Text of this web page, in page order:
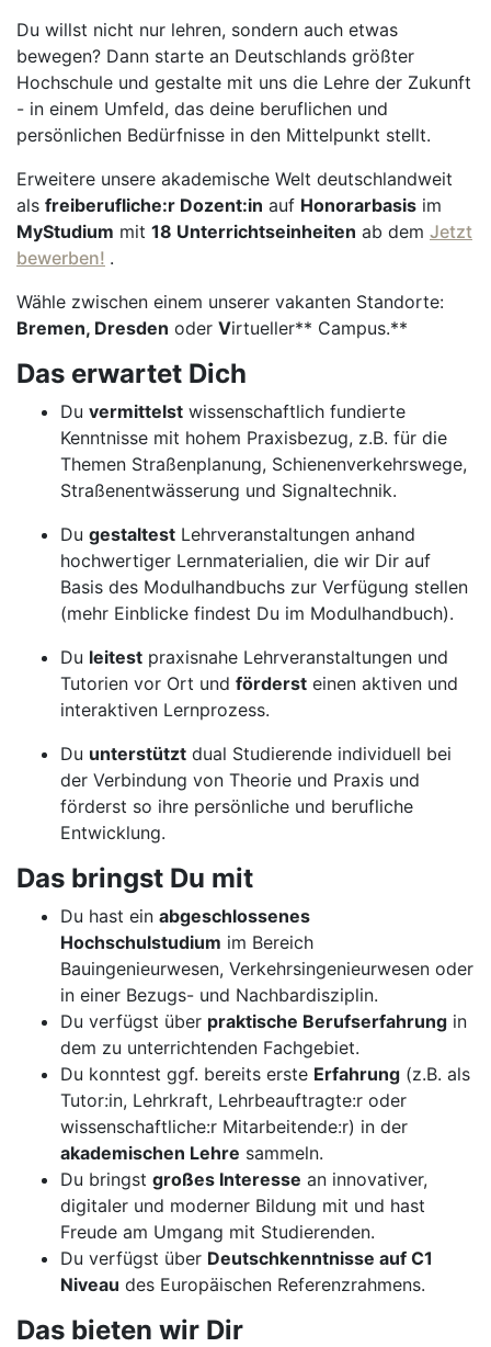
Du willst nicht nur lehren, sondern auch etwas
bewegen? Dann starte an Deutschlands größter
Hochschule und gestalte mit uns die Lehre der Zukunft
- in einem Umfeld, das deine beruflichen und
persönlichen Bedürfnisse in den Mittelpunkt stellt.
Erweitere unsere akademische Welt deutschlandweit
als freiberufliche:r Dozent:in auf Honorarbasis im
MyStudium mit 18 Unterrichtseinheiten ab dem Jetzt
bewerben! .
Wähle zwischen einem unserer vakanten Standorte:
Bremen, Dresden oder Virtueller** Campus.**
Das erwartet Dich
Du vermittelst wissenschaftlich fundierte
Kenntnisse mit hohem Praxisbezug, z.B. für die
Themen Straßenplanung, Schienenverkehrswege,
Straßenentwässerung und Signaltechnik.
Du gestaltest Lehrveranstaltungen anhand
hochwertiger Lernmaterialien, die wir Dir auf
Basis des Modulhandbuchs zur Verfügung stellen
(mehr Einblicke findest Du im Modulhandbuch).
Du leitest praxisnahe Lehrveranstaltungen und
Tutorien vor Ort und förderst einen aktiven und
interaktiven Lernprozess.
Du unterstützt dual Studierende individuell bei
der Verbindung von Theorie und Praxis und
förderst so ihre persönliche und berufliche
Entwicklung.
Das bringst Du mit
Du hast ein abgeschlossenes
Hochschulstudium im Bereich
Bauingenieurwesen, Verkehrsingenieurwesen oder
in einer Bezugs- und Nachbardisziplin.
Du verfügst über praktische Berufserfahrung in
dem zu unterrichtenden Fachgebiet.
Du konntest ggf. bereits erste Erfahrung (z.B. als
Tutor:in, Lehrkraft, Lehrbeauftragte:r oder
wissenschaftliche:r Mitarbeitende:r) in der
akademischen Lehre sammeln.
Du bringst großes Interesse an innovativer,
digitaler und moderner Bildung mit und hast
Freude am Umgang mit Studierenden.
Du verfügst über Deutschkenntnisse auf C1
Niveau des Europäischen Referenzrahmens.
Das bieten wir Dir